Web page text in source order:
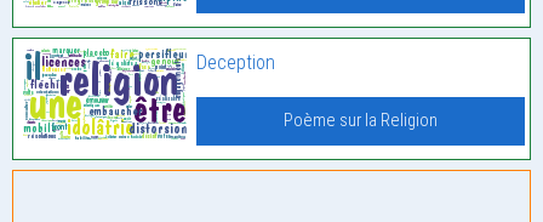
Deception
Poème sur la Religion